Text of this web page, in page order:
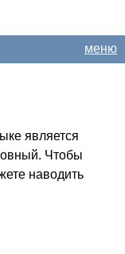
меню
является
Чтобы
наводить